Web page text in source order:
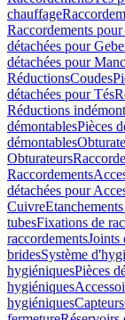
chauffage
Raccordements
détachées pour
détachées pour
RéductionsCoudes
détachées pour Tés
Réductions
démontablesPièces
démontables
Obturateurs
Raccordements
détachées pour
Cuivre
tubesFixations de
raccordementsJoints
bridesSystème
hygiéniquesPièces
hygiéniques
hygiéniquesCapteurs